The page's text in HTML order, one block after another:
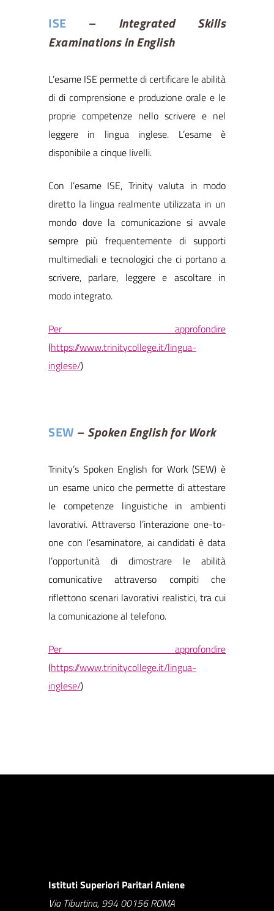
ISE – Integrated Skills
Examinations in English
L’esame ISE permette di certificare le abilità
di di comprensione e produzione orale e le
proprie competenze nello scrivere e nel
leggere in lingua inglese. L’esame è
disponibile a cinque livelli.
Con l’esame ISE, Trinity valuta in modo
diretto la lingua realmente utilizzata in un
mondo dove la comunicazione si avvale
sempre più frequentemente di supporti
multimediali e tecnologici che ci portano a
scrivere, parlare, leggere e ascoltare in
modo integrato.
Per approfondire
(https://www.trinitycollege.it/lingua-
inglese/)
SEW –Spoken English for Work
Trinity’s Spoken English for Work (SEW) è
un esame unico che permette di attestare
le competenze linguistiche in ambienti
lavorativi. Attraverso l’interazione one-to-
one con l’esaminatore, ai candidati è data
l’opportunità di dimostrare le abilità
comunicative attraverso compiti che
riflettono scenari lavorativi realistici, tra cui
la comunicazione al telefono.
Per approfondire
(https://www.trinitycollege.it/lingua-
inglese/)
Istituti Superiori Paritari Aniene
Via Tiburtina, 994 00156 ROMA